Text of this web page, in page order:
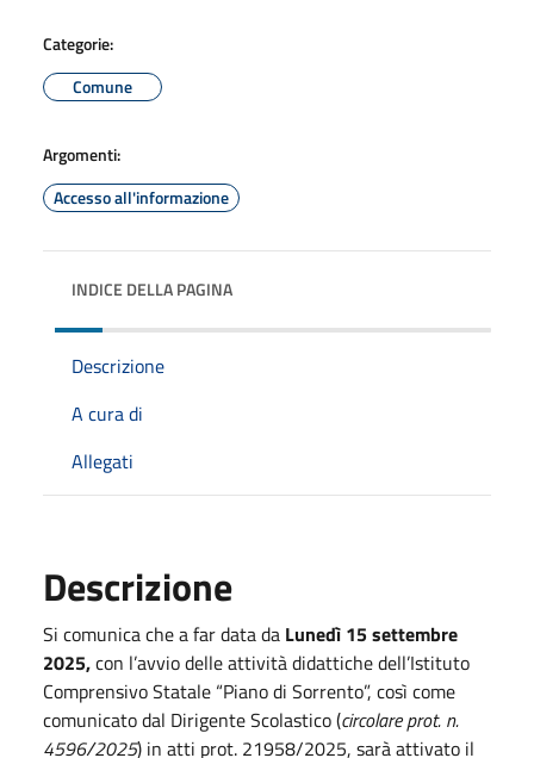
Categorie:
Comune
Argomenti:
Accesso all'informazione
INDICE DELLA PAGINA
Descrizione
A cura di
Allegati
Descrizione
Si comunica che a far data da Lunedì 15 settembre
2025,con l’avvio delle attività didattiche dell’Istituto
Comprensivo Statale “Piano di Sorrento”, così come
comunicato dal Dirigente Scolastico (circolare prot. n.
4596/2025) in atti prot. 21958/2025, sarà attivato il